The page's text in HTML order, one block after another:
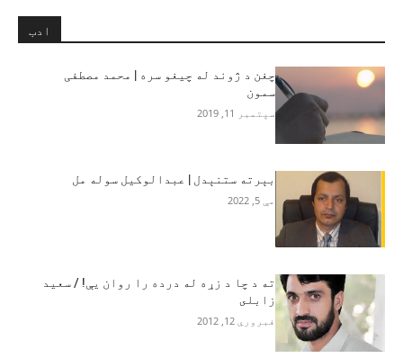
ادب
چغن د ژوند له چیغو سره | محمد مصطفی
سمون
سپتمبر 11, 2019
بېرته ستنېدل | عبدالوکیل سوله مل
مې 5, 2022
ته د چا د زړه له درده را روان يې! / سعيد
زابلى
فبروري 12, 2012